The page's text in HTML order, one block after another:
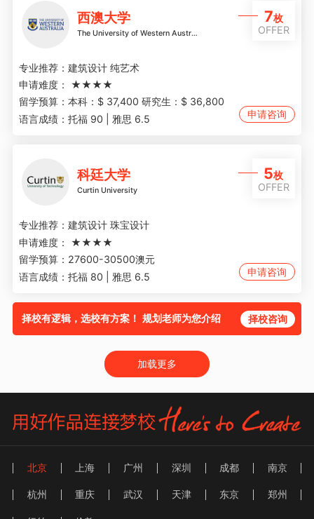
西澳大学
The University of Western Australia
7枚
OFFER
专业推荐： 建筑设计 纯艺术
申请难度：
★★★★
留学预算： 本科：$ 37,400 研究生：$ 36,800
语言成绩： 托福 90 | 雅思 6.5 申请咨询
科廷大学
Curtin University
5枚
OFFER
专业推荐： 建筑设计 珠宝设计
申请难度：
★★★★
留学预算： 27600-30500澳元
语言成绩： 托福 80 | 雅思 6.5 申请咨询
择校有逻辑，选校有方案！ 规划老师为您介绍 择校咨询
加载更多
北京 上海 广州 深圳 成都 南京
杭州 重庆 武汉 天津 东京 郑州